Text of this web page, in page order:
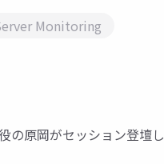
Monitoring
原岡がセッション登壇し